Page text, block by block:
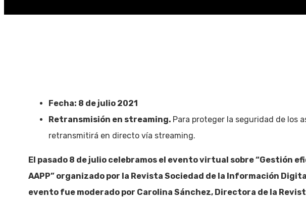
Fecha: 8 de julio 2021
Retransmisión en streaming. Para proteger la seguridad de los
retransmitirá en directo vía streaming.
El pasado 8 de julio celebramos el evento virtual sobre “Gestión
AAPP” organizado por la Revista Sociedad de la Información
evento fue moderado por Carolina Sánchez, Directora de la